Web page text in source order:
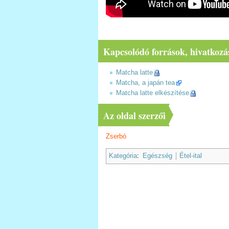
Kapcsolódó források,
Matcha latte
Matcha, a japán tea
Matcha latte elkészítése
Az oldal szerzői
Zserbó
Kategória: Egészség Étel-ital